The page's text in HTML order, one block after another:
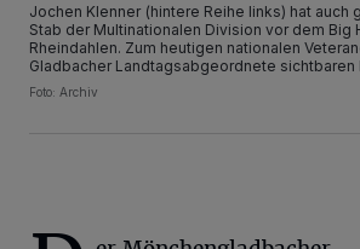
Jochen Klenner (hintere Reihe links) hat auch
Stab der Multinationalen Division vor dem Big
Rheindahlen. Zum heutigen nationalen
Gladbacher Landtagsabgeordnete sichtbaren
Foto: Archiv